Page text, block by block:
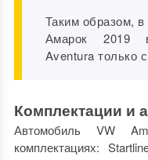
Таким образом,
Амарок 2019
Aventura только
Комплектации и
Автомобиль VW
комплектациях: